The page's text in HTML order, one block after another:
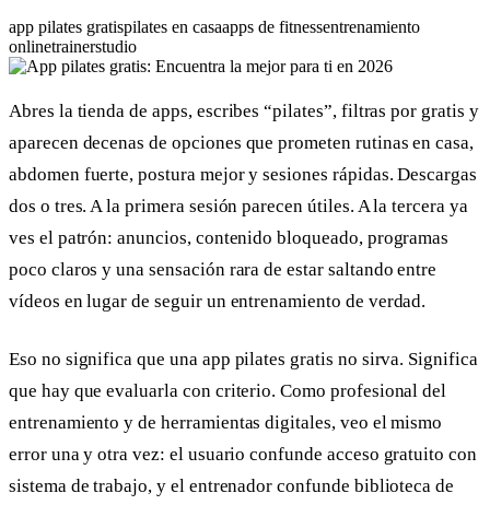
app pilates gratispilates en casaapps de fitnessentrenamiento
onlinetrainerstudio
Abres la tienda de apps, escribes “pilates”, filtras por gratis y
aparecen decenas de opciones que prometen rutinas en casa,
abdomen fuerte, postura mejor y sesiones rápidas. Descargas
dos o tres. A la primera sesión parecen útiles. A la tercera ya
ves el patrón: anuncios, contenido bloqueado, programas
poco claros y una sensación rara de estar saltando entre
vídeos en lugar de seguir un entrenamiento de verdad.
Eso no significa que una app pilates gratis no sirva. Significa
que hay que evaluarla con criterio. Como profesional del
entrenamiento y de herramientas digitales, veo el mismo
error una y otra vez: el usuario confunde acceso gratuito con
sistema de trabajo, y el entrenador confunde biblioteca de